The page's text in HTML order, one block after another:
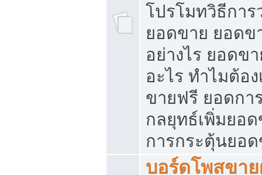
โปรโมทวิธีการ
ยอดขาย ยอดข
อย่างไร ยอดข
อะไร ทำไมต้อ
ขายฟรี ยอดกา
กลยุทธ์เพิ่มยอ
การกระตุ้นยอ
บอร์ดโพสขา